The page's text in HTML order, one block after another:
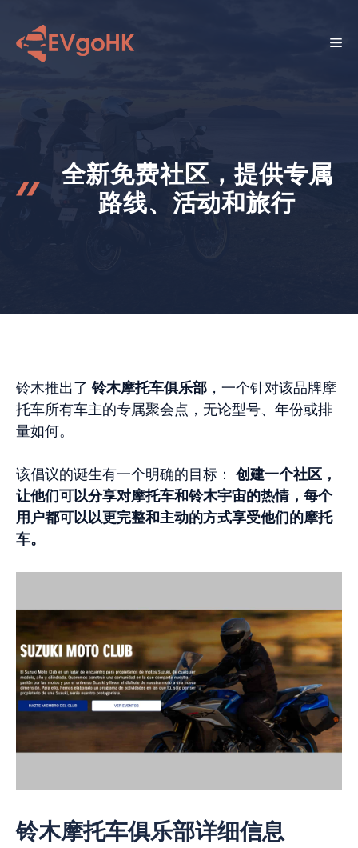
菜
全新免费社区，提供专属
路线、活动和旅行
铃木推出了铃木摩托车俱乐部 ，一个针对该品牌摩
托车所有车主的专属聚会点，无论型号、年份或排
量如何。
该倡议的诞生有一个明确的目标： 创建一个社区，
让他们可以分享对摩托车和铃木宇宙的热情，每个
用户都可以以更完整和主动的方式享受他们的摩托
车。
铃木摩托车俱乐部详细信息